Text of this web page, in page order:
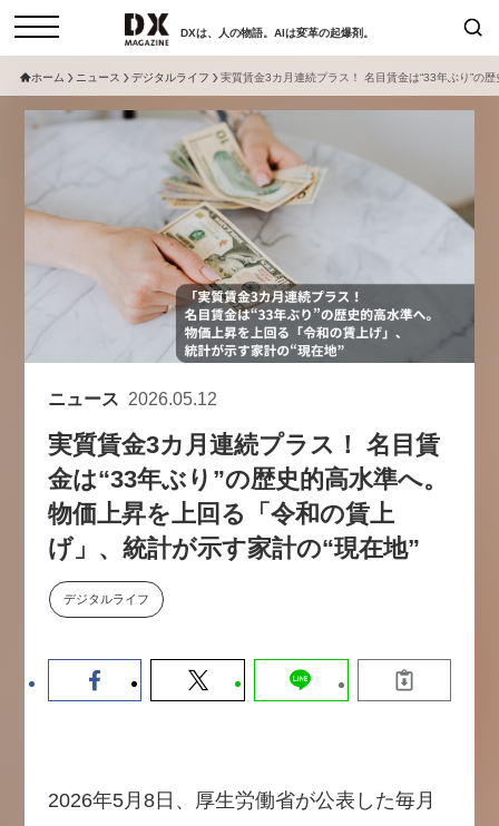
DXは、人の物語。AIは変革の起爆剤。
インタビュー
ニュース
サービスメニュー 日本オムニチャネル協会
トップページ
特集
動画
サイトマップ
お問い合わせ
個人情報保護法について
採用情報
検索
現在開催予定のセミナー
【8/12開催】「イノベーションを
数値化する」～投資される事業の
学ぶ資金調達・巻き込みのリアル
2026-06-10
セミナー
【9/30開催】AIで何でもできる時
代に、なぜ「DX人財」というキ
ャリアが求められるのか
ホーム ニュース デジタルライフ 実質賃金3カ月連続プラス！ 名目賃金は“33年ぶり”の
ニュース 2026.05.12
実質賃金3カ月連続プラス！ 名目賃
金は“33年ぶり”の歴史的高水準へ。
物価上昇を上回る「令和の賃上
げ」、統計が示す家計の“現在地”
デジタルライフ
2026年5月8日、厚生労働省が公表した毎月